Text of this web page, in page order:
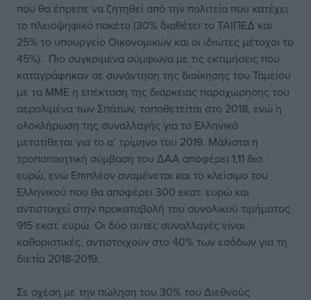
που θα έπρεπε να ζητηθεί από την πολιτεία που κατέχει
το πλειοψηφικό πακέτο (30% διαθέτει το ΤΑΙΠΕΔ και
25% το υπουργείο Οικονομικών και οι ιδιώτες μέτοχοι το
45%). Πιο συγκριμένα σύμφωνα με τις εκτιμήσεις που
καταγράφηκαν σε συνάντηση της διοίκησης του Ταμείου
με τα ΜΜΕ η επέκταση της διάρκειας παραχώρησης του
αερολιμένα των Σπάτων, τοποθετείται στο 2018, ενώ η
ολοκλήρωση της συναλλαγής για το Ελληνικό
μετατίθεται για το α’ τρίμηνο του 2019. Μάλιστα η
τροποποιητική σύμβαση του ΔΑΑ αποφέρει 1,11 δισ.
ευρώ, ενώ Επιπλέον αναμένεται και το κλείσιμο του
Ελληνικού που θα αποφέρει 300 εκατ. ευρώ και
αντιστοιχεί στην προκαταβολή του συνολικού τιμήματος
915 εκατ. ευρώ. Οι δύο αυτές συναλλαγές είναι
καθοριστικές, αντιστοιχούν στο 40% των εσόδων για τη
διετία 2018-2019.
Σε σχέση με την πώληση του 30% του Διεθνούς